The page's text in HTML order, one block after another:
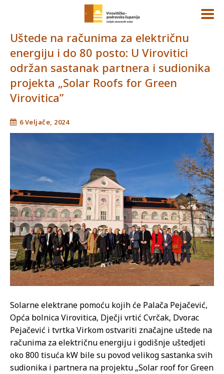
Uštede na računima za električnu
energiju i do 80 posto: U Virovitici
održan sastanak partnera i sudionika
projekta „Solar Roofs for Green
Virovitica”
6 Veljače, 2024
Solarne elektrane pomoću kojih će Palača Pejačević,
Opća bolnica Virovitica, Dječji vrtić Cvrčak, Dvorac
Pejačević i tvrtka Virkom ostvariti značajne uštede na
računima za električnu energiju i godišnje uštedjeti
oko 800 tisuća kW bile su povod velikog sastanka svih
sudionika i partnera na projektu „Solar roof for Green